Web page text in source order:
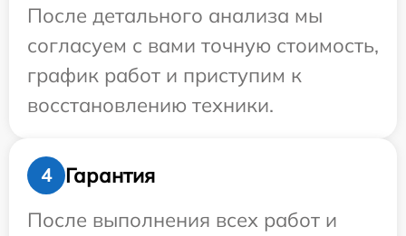
После детального анализа мы
согласуем с вами точную стоимость,
график работ и приступим к
восстановлению техники.
4
Гарантия
После выполнения всех работ и